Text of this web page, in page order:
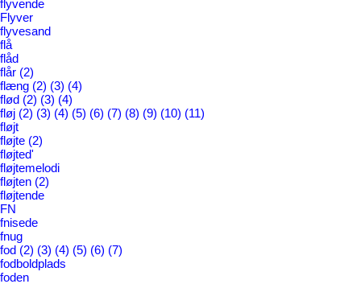
flyvende
Flyver
flyvesand
flå
flåd
flår (2)
flæng (2) (3) (4)
flød (2) (3) (4)
fløj (2) (3) (4) (5) (6) (7) (8) (9) (10) (11)
fløjt
fløjte (2)
fløjted'
fløjtemelodi
fløjten (2)
fløjtende
FN
fnisede
fnug
fod (2) (3) (4) (5) (6) (7)
fodboldplads
foden